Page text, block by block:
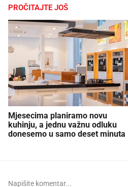
PROČITAJTE JOŠ
Mjesecima planiramo novu
kuhinju, a jednu važnu odluku
donesemo u samo deset minuta